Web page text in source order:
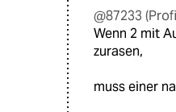
@87233
Wenn 2 mit
zurasen,
muss einer